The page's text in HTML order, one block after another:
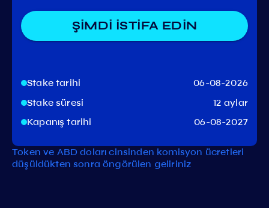
ŞİMDİ İSTİFA EDİN
Stake tarihi
06-08-2026
Stake süresi
12 aylar
Kapanış tarihi
06-08-2027
Token ve ABD doları cinsinden komisyon ücretleri
düşüldükten sonra öngörülen geliriniz